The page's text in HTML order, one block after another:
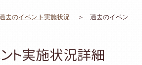
去のイベント実施状況
過去のイベン
ト実施状況詳細